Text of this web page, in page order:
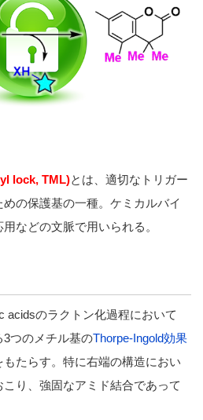
lock, TML)とは、適切なトリガー
の保護基の一種。ケミカルバイ
用などの文脈で用いられる。
acidsのラクトン化過程において
つのメチル基のThorpe-Ingold効果
たらす。特に右端の構造におい
り、強固なアミド結合であって